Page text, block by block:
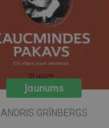
Jaunums
ANDRIS GRĪNBERGS